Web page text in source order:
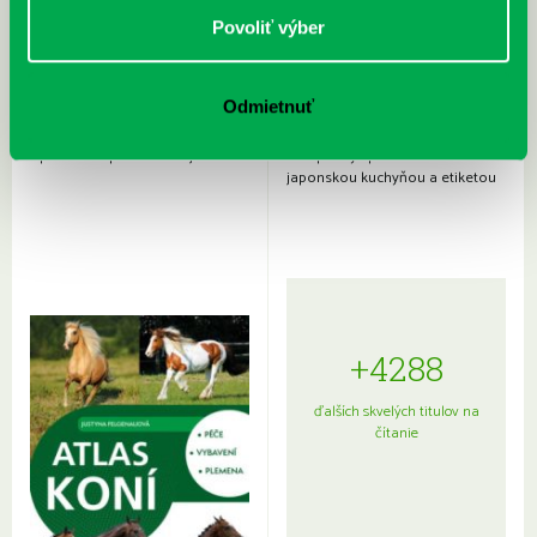
Povoliť výber
Odmietnuť
Sprievodca po hviezdnej oblohe
kompletný sprievodca
japonskou kuchyňou a etiketou
+4288
ďalších skvelých titulov na
čítanie